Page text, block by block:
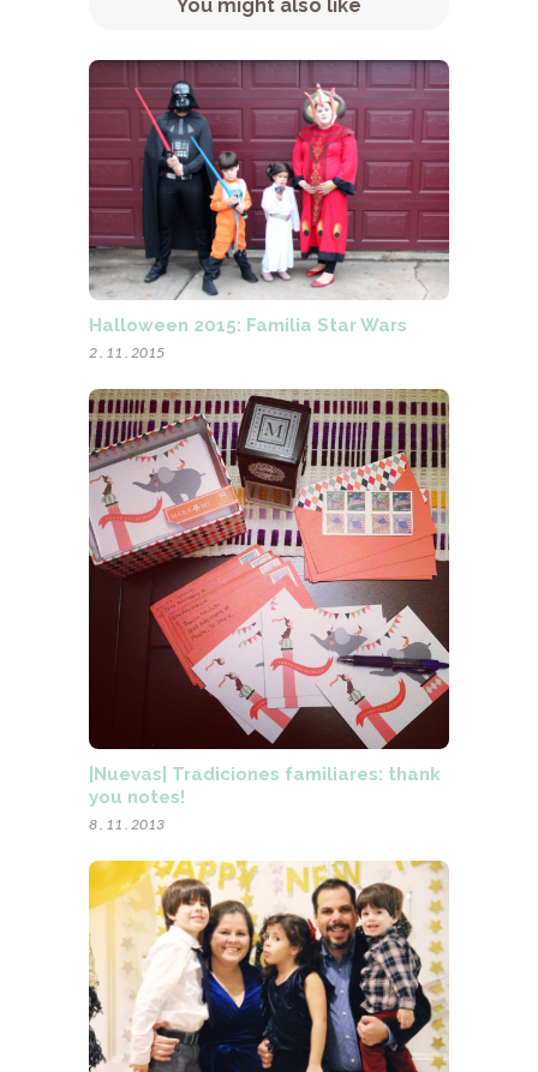
You might also like
Halloween 2015: Familia Star Wars
2 . 11 . 2015
|Nuevas| Tradiciones familiares: thank
you notes!
8 . 11 . 2013